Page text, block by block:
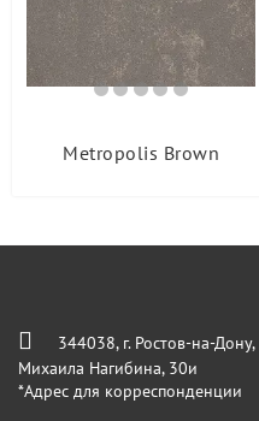
Metropolis Brown
344038, г. Ростов-на-
Михаила Нагибина, 30и
*Адрес для корреспонденции